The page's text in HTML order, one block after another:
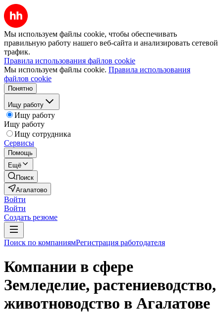
Мы используем файлы cookie, чтобы обеспечивать
правильную работу нашего веб-сайта и анализировать сетевой
трафик.
Правила использования файлов cookie
Мы используем файлы cookie. Правила использования
файлов cookie
Понятно
Ищу работу
Ищу работу
Ищу работу
Ищу сотрудника
Сервисы
Помощь
Ещё
Поиск
Агалатово
Войти
Войти
Создать резюме
Поиск по компаниямРегистрация работодателя
Компании в сфере
Земледелие, растениеводство,
животноводство в Агалатове